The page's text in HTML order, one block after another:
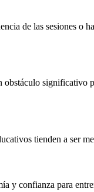
de las sesiones o
significativo
tienden a ser
y confianza para